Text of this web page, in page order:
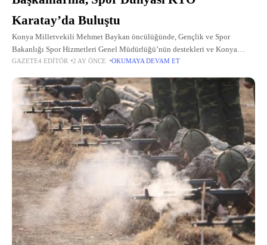
Karatay’da Buluştu
Konya Milletvekili Mehmet Baykan öncülüğünde, Gençlik ve Spor
Bakanlığı Spor Hizmetleri Genel Müdürlüğü’nün destekleri ve Konya
Ticaret Odası (KTO) Karatay Üniversitesi öğrenci topluluklarının
GAZETE4 EDITÖR 2 AY ÖNCE OKUMAYA DEVAM ET